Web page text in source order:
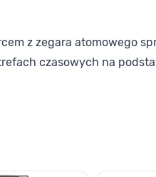
z zegara atomowego
czasowych na